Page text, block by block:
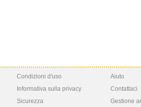
Condizioni d'uso
Informativa sulla privacy
Sicurezza
Aiuto
Contattaci
Gestione